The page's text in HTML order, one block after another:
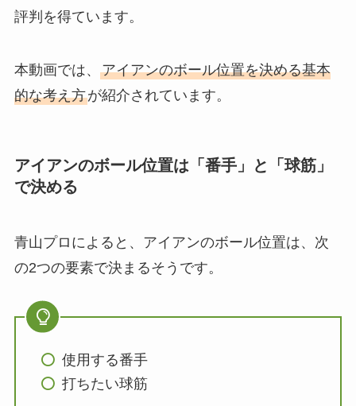
評判を得ています。
本動画では、 アイアンのボール位置を決める基本
的な考え方が紹介されています。
アイアンのボール位置は「番手」と「球筋」
で決める
青山プロによると、アイアンのボール位置は、次
の2つの要素で決まるそうです。
使用する番手
打ちたい球筋